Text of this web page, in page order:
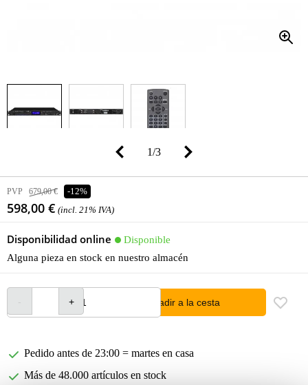
1/3
PVP 679,00 € -12%
598,00 € (incl. 21% IVA)
Disponibilidad online
Disponible
Alguna pieza en stock en nuestro almacén
añadir a la cesta
Pedido antes de 23:00 = martes en casa
Más de 48.000 artículos en stock